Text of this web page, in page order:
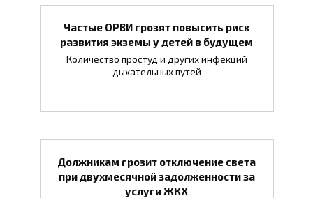
Частые ОРВИ грозят повысить риск
развития экземы у детей в будущем
Количество простуд и других инфекций
дыхательных путей
Должникам грозит отключение света
при двухмесячной задолженности за
услуги ЖКХ